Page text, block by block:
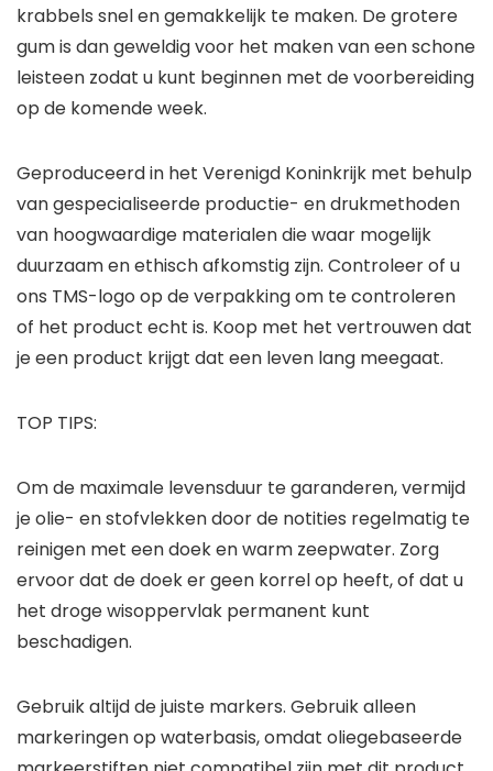
krabbels snel en gemakkelijk te maken. De grotere
gum is dan geweldig voor het maken van een schone
leisteen zodat u kunt beginnen met de voorbereiding
op de komende week.
Geproduceerd in het Verenigd Koninkrijk met behulp
van gespecialiseerde productie- en drukmethoden
van hoogwaardige materialen die waar mogelijk
duurzaam en ethisch afkomstig zijn. Controleer of u
ons TMS-logo op de verpakking om te controleren
of het product echt is. Koop met het vertrouwen dat
je een product krijgt dat een leven lang meegaat.
TOP TIPS:
Om de maximale levensduur te garanderen, vermijd
je olie- en stofvlekken door de notities regelmatig te
reinigen met een doek en warm zeepwater. Zorg
ervoor dat de doek er geen korrel op heeft, of dat u
het droge wisoppervlak permanent kunt
beschadigen.
Gebruik altijd de juiste markers. Gebruik alleen
markeringen op waterbasis, omdat oliegebaseerde